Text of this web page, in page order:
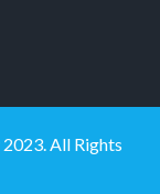
All Rights